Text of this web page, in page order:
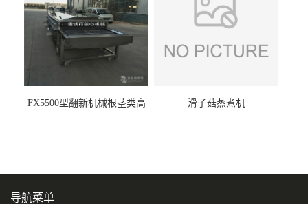
FX5500型翻新机械根茎类高
滑子菇蒸煮机
导航菜单